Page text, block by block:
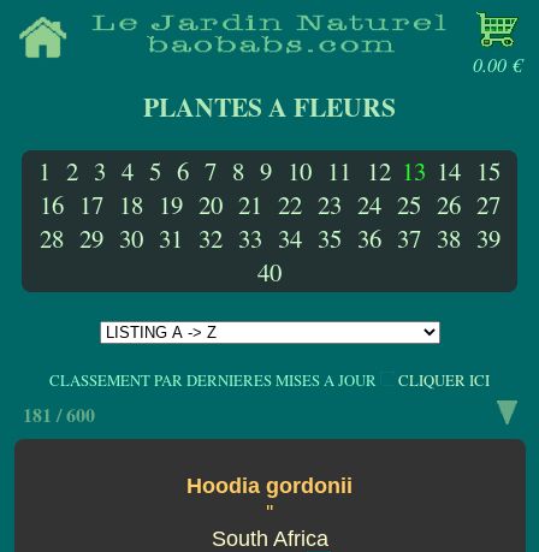
0.00 €
PLANTES A FLEURS
1 2 3 4 5 6 7 8 9 10 11 12 13 14 15
16 17 18 19 20 21 22 23 24 25 26 27
28 29 30 31 32 33 34 35 36 37 38 39
40
CLASSEMENT PAR DERNIERES MISES A JOUR CLIQUER ICI
181 / 600
Hoodia gordonii
''
South Africa